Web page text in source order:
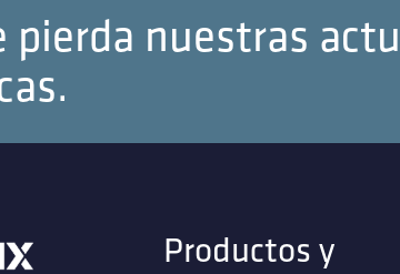
pierda nuestras
Productos y